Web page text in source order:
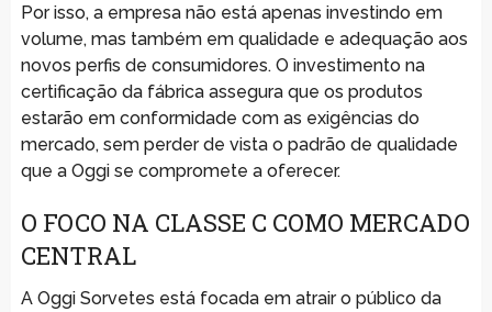
Por isso, a empresa não está apenas investindo em
volume, mas também em qualidade e adequação aos
novos perfis de consumidores. O investimento na
certificação da fábrica assegura que os produtos
estarão em conformidade com as exigências do
mercado, sem perder de vista o padrão de qualidade
que a Oggi se compromete a oferecer.
O FOCO NA CLASSE C COMO MERCADO
CENTRAL
A Oggi Sorvetes está focada em atrair o público da